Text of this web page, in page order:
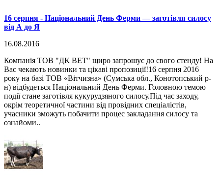
16 серпня - Національний День Ферми — заготівля силосу
від А до Я
16.08.2016
Компанія ТОВ "ДК ВЕТ" щиро запрошує до свого стенду! На
Вас чекають новинки та цікаві пропозиції!16 серпня 2016
року на базі ТОВ «Вітчизна» (Сумська обл., Конотопський р-
н) відбудеться Національний День Ферми. Головною темою
події стане заготівля кукурудзяного силосу.Під час заходу,
окрім теоретичної частини від провідних спеціалістів,
учасники зможуть побачити процес закладання силосу та
ознайоми..